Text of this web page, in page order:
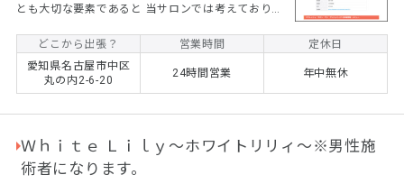
とも大切な要素であると 当サロンでは考えておりま
を込めて施術させていただきます。
どこから出張？ 営業時間
定休日
愛知県名古屋市中区
丸の内2-6-20
24時間営業 年中無休
Ｗｈｉｔｅ Ｌｉｌｙ～ホワイトリリィ～※男性施
術者になります。